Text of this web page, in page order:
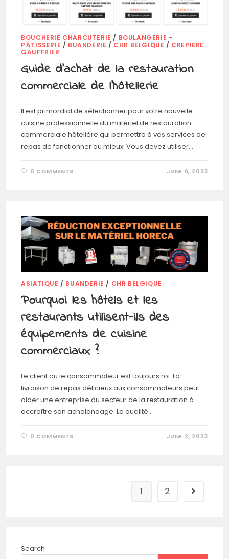
BOUCHERIE CHARCUTERIE / BOULANGERIE -
PÂTISSERIE / BUANDERIE / CHR BELGIQUE / CREPIERE
GAUFFRIER
Guide d’achat de la restauration
commerciale de l’hôtellerie
Il est primordial de sélectionner pour votre nouvelle
cuisine professionnelle du matériel de restauration
commerciale hôtelière qui permettra à vos services de
repas de fonctionner au mieux. Vous devez utiliser…
0 COMMENTS JUNE 6, 2023
ASIATIQUE / BUANDERIE / CHR BELGIQUE
Pourquoi les hôtels et les
restaurants utilisent-ils des
équipements de cuisine
commerciaux ?
Le client ou le consommateur est toujours roi. La
livraison de repas délicieux aux consommateurs peut
aider une entreprise du secteur de la restauration à
accroître son achalandage. La qualité…
0 COMMENTS JUNE 2, 2023
1 2 Go to the
Search